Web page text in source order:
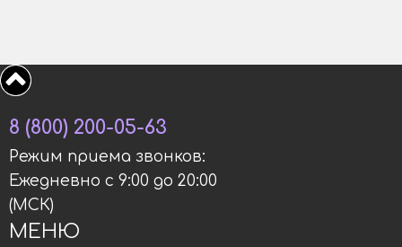
МЕНЮ
8 (800) 200-05-63
Режим приема звонков:
Ежедневно с 9:00 до 20:00
(МСК)